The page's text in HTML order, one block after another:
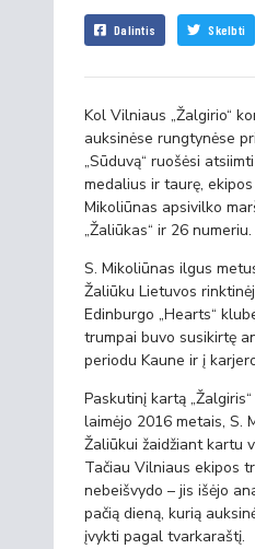
Dalintis Skelbti
Kol Vilniaus „Žalgirio“
auksinėse rungtynėse
„Sūduvą“ ruošėsi
medalius ir taurę,
Mikoliūnas apsivilko
„Žaliūkas“ ir 26 numeriu.
S. Mikoliūnas ilgus
Žaliūku Lietuvos
Edinburgo „Hearts“
trumpai buvo susikirtę
periodu Kaune ir į
Paskutinį kartą
laimėjo 2016 metais, S.
Žaliūkui žaidžiant kartu
Tačiau Vilniaus ekipos
nebeišvydo – jis išėjo
pačią dieną, kurią
įvykti pagal tvarkaraštį.